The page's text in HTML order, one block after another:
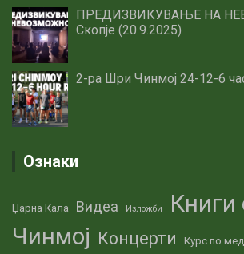
ПРЕДИЗВИКУВАЊЕ НА
Скопје (20.9.2025)
2-ра Шри Чинмој 24-12-6
Ознаки
Џарна Кала Видеа Изложби
Чинмој Концерти Курс по